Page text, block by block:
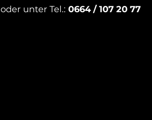
oder unter Tel.: 0664 / 107 20 77